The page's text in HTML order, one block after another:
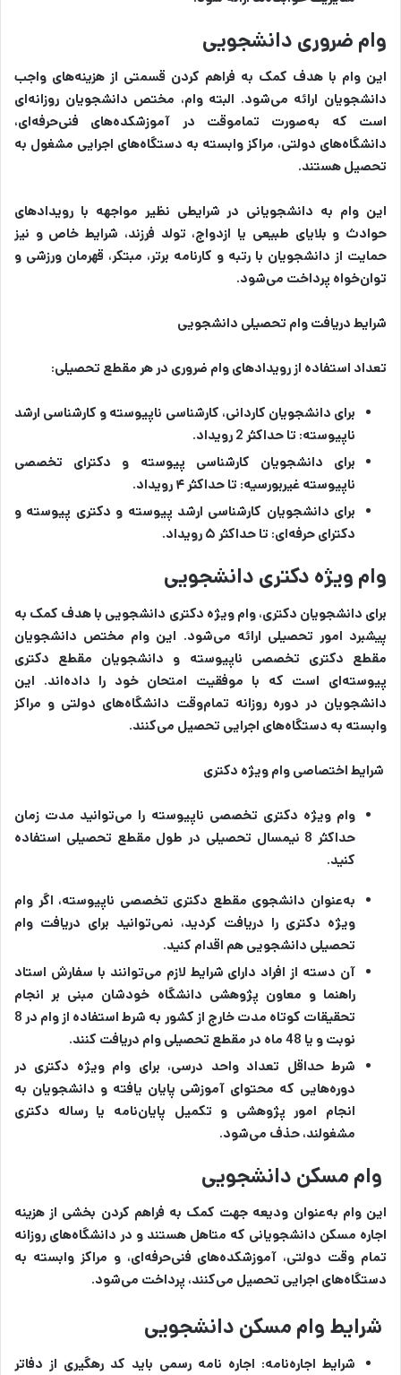
وام ضروری دانشجویی
این وام با هدف کمک به فراهم کردن قسمتی از هزینه‌های واجب
دانشجویان ارائه می‌شود. البته وام، مختص دانشجویان روزانه‌ای
است که به‌صورت تماموقت در آموزشکده‌های فنی‌حرفه‌ای،
دانشگاه‌های دولتی، مراکز وابسته به دستگاه‌های اجرایی مشغول به
تحصیل هستند.
این وام به دانشجویانی در شرایطی نظیر مواجهه با رویدادهای
حوادث و بلایای طبیعی یا ازدواج، تولد فرزند، شرایط خاص و نیز
حمایت از دانشجویان با رتبه و کارنامه برتر، مبتکر، قهرمان ورزشی و
توان‌خواه پرداخت می‌شود.
شرایط دریافت وام تحصیلی دانشجویی
تعداد استفاده از رویدادهای وام ضروری در هر مقطع تحصیلی:
برای دانشجویان کاردانی، کارشناسی ناپیوسته و کارشناسی ارشد
ناپیوسته: تا حداکثر 2 رویداد.
برای دانشجویان کارشناسی پیوسته و دکترای تخصصی
ناپیوسته غیربورسیه: تا حداکثر ۴ رویداد.
برای دانشجویان کارشناسی ارشد پیوسته و دکتری پیوسته و
دکترای حرفه‌ای: تا حداکثر ۵ رویداد.
وام ویژه دکتری دانشجویی
برای دانشجویان دکتری، وام ویژه دکتری دانشجویی با هدف کمک به
پیشبرد امور تحصیلی ارائه می‌شود. این وام مختص دانشجویان
مقطع دکتری تخصصی ناپیوسته و دانشجویان مقطع دکتری
پیوسته‌ای است که با موفقیت امتحان خود را داده‌اند. این
دانشجویان در دوره روزانه تمام‌وقت دانشگاه‌های دولتی و مراکز
وابسته به دستگاه‌های اجرایی تحصیل می‌کنند.
شرایط اختصاصی وام ویژه دکتری
وام ویژه دکتری تخصصی ناپیوسته را می‌توانید مدت زمان
حداکثر 8 نیمسال تحصیلی در طول مقطع تحصیلی استفاده
کنید.
به‌عنوان دانشجوی مقطع دکتری تخصصی ناپیوسته، اگر وام
ویژه دکتری را دریافت کردید، نمی‌توانید برای دریافت وام
تحصیلی دانشجویی هم اقدام کنید.
آن دسته از افراد دارای شرایط لازم می‌توانند با سفارش استاد
راهنما و معاون پژوهشی دانشگاه خودشان مبنی بر انجام
تحقیقات کوتاه مدت خارج از کشور به شرط استفاده از وام در 8
نوبت و یا 48 ماه در مقطع تحصیلی وام دریافت کنند.
شرط حداقل تعداد واحد درسی، برای وام ویژه دکتری در
دوره‌هایی که محتوای آموزشی پایان یافته و دانشجویان به
انجام امور پژوهشی و تکمیل پایان‌نامه یا رساله دکتری
مشغولند، حذف می‌شود.
وام مسکن دانشجویی
این وام به‌عنوان ودیعه جهت کمک به فراهم کردن بخشی از هزینه
اجاره مسکن دانشجویانی که متاهل هستند و در دانشگاه‌های روزانه
تمام وقت دولتی، آموزشکده‌های فنی‌حرفه‌ای، و مراکز وابسته به
دستگاه‌های اجرایی تحصیل می‌کنند، پرداخت می‌شود.
شرایط وام مسکن دانشجویی
شرایط اجاره‌نامه: اجاره نامه رسمی باید کد رهگیری از دفاتر